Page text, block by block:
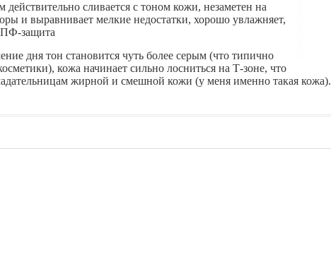
действительно сливается с тоном кожи, незаметен на
и выравнивает мелкие недостатки, хорошо увлажняет,
защита
дня тон становится чуть более серым (что типично
кожа начинает сильно лосниться на Т-зоне, что
жирной и смешной кожи (у меня именно такая кожа).